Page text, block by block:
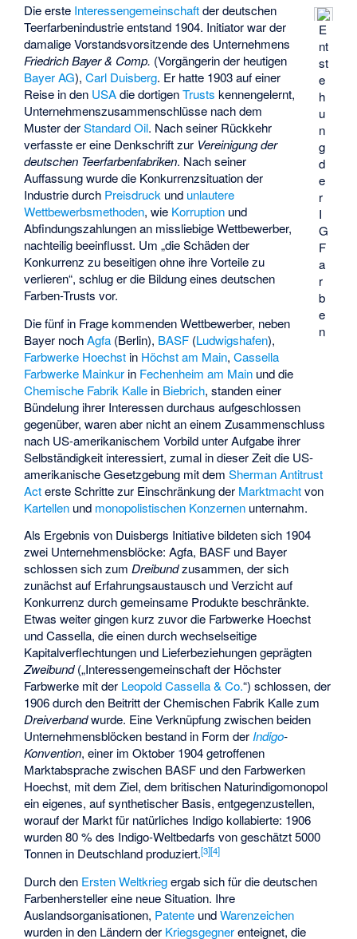
E
nt
st
e
h
u
n
g
d
e
r
I
G
F
a
r
b
e
n
Die erste Interessengemeinschaftder deutschen
Teerfarbenindustrie entstand 1904. Initiator war der
damalige Vorstandsvorsitzende des Unternehmens
Friedrich Bayer & Comp. (Vorgängerin der heutigen
Bayer AG),Carl Duisberg. Er hatte 1903 auf einer
Reise in den USAdie dortigenTrusts kennengelernt,
Unternehmenszusammenschlüsse nach dem
Muster derStandard Oil. Nach seiner Rückkehr
verfasste er eine Denkschrift zur Vereinigung der
deutschen Teerfarbenfabriken. Nach seiner
Auffassung wurde die Konkurrenzsituation der
Industrie durch Preisdruck und unlautere
Wettbewerbsmethoden, wie Korruption und
Abfindungszahlungen an missliebige Wettbewerber,
nachteilig beeinflusst. Um „die Schäden der
Konkurrenz zu beseitigen ohne ihre Vorteile zu
verlieren“, schlug er die Bildung eines deutschen
Farben-Trusts vor.
Die fünf in Frage kommenden Wettbewerber, neben
Bayer nochAgfa (Berlin), BASF (Ludwigshafen),
Farbwerke Hoechst in Höchst am Main,Cassella
Farbwerke Mainkur in Fechenheim am Main und die
Chemische Fabrik Kalle in Biebrich, standen einer
Bündelung ihrer Interessen durchaus aufgeschlossen
gegenüber, waren aber nicht an einem Zusammenschluss
nach US-amerikanischem Vorbild unter Aufgabe ihrer
Selbständigkeit interessiert, zumal in dieser Zeit die US-
amerikanische Gesetzgebung mit demSherman Antitrust
Acterste Schritte zur Einschränkung der Marktmachtvon
Kartellen und monopolistischen Konzernen unternahm.
Als Ergebnis von Duisbergs Initiative bildeten sich 1904
zwei Unternehmensblöcke: Agfa, BASF und Bayer
schlossen sich zumDreibundzusammen, der sich
zunächst auf Erfahrungsaustausch und Verzicht auf
Konkurrenz durch gemeinsame Produkte beschränkte.
Etwas weiter gingen kurz zuvor die Farbwerke Hoechst
und Cassella, die einen durch wechselseitige
Kapitalverflechtungen und Lieferbeziehungen geprägten
Zweibund(„Interessengemeinschaft der Höchster
Farbwerke mit der Leopold Cassella & Co.“) schlossen, der
1906 durch den Beitritt der Chemischen Fabrik Kalle zum
Dreiverbandwurde. Eine Verknüpfung zwischen beiden
Unternehmensblöcken bestand in Form derIndigo-
Konvention, einer im Oktober 1904 getroffenen
Marktabsprache zwischen BASF und den Farbwerken
Hoechst, mit dem Ziel, dem britischen Naturindigomonopol
ein eigenes, auf synthetischer Basis, entgegenzustellen,
worauf der Markt für natürliches Indigo kollabierte: 1906
wurden 80 % des Indigo-Weltbedarfs von geschätzt 5000
Tonnen in Deutschland produziert.[3][4]
Durch den Ersten Weltkriegergab sich für die deutschen
Farbenhersteller eine neue Situation. Ihre
Auslandsorganisationen, Patente undWarenzeichen
wurden in den Ländern der Kriegsgegnerenteignet, die